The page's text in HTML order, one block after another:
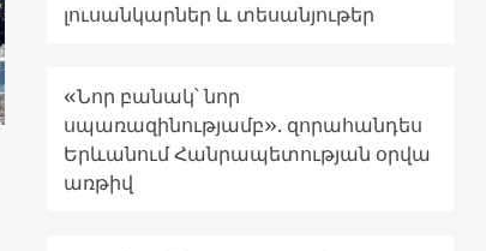
լուսանկարներ և տեսանյութեր
«Նոր բանակ՝ նոր
սպառազինությամբ». զորահանդես
Երևանում Հանրապետության օրվա
առթիվ